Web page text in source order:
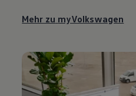
Mehr zu myVolkswagen